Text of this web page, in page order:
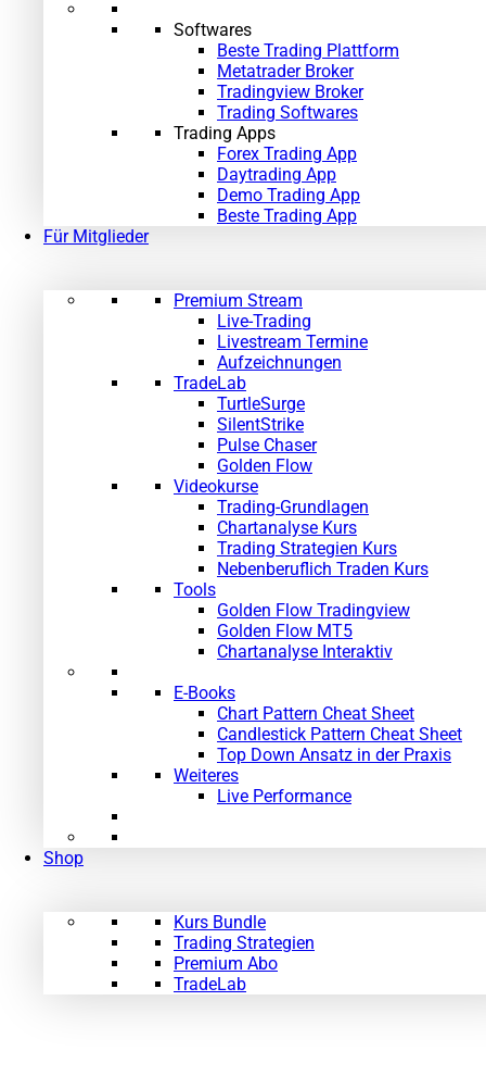
Softwares
Beste Trading Plattform
Metatrader Broker
Tradingview Broker
Trading Softwares
Trading Apps
Forex Trading App
Daytrading App
Demo Trading App
Beste Trading App
Für Mitglieder
Premium Stream
Live-Trading
Livestream Termine
Aufzeichnungen
TradeLab
TurtleSurge
SilentStrike
Pulse Chaser
Golden Flow
Videokurse
Trading-Grundlagen
Chartanalyse Kurs
Trading Strategien Kurs
Nebenberuflich Traden Kurs
Tools
Golden Flow Tradingview
Golden Flow MT5
Chartanalyse Interaktiv
E-Books
Chart Pattern Cheat Sheet
Candlestick Pattern Cheat Sheet
Top Down Ansatz in der Praxis
Weiteres
Live Performance
Shop
Kurs Bundle
Trading Strategien
Premium Abo
TradeLab